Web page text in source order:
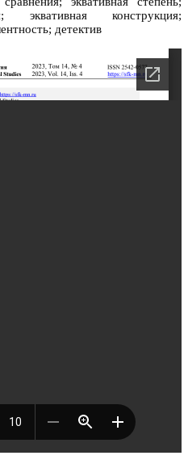
эквативная конструкция;
детектив